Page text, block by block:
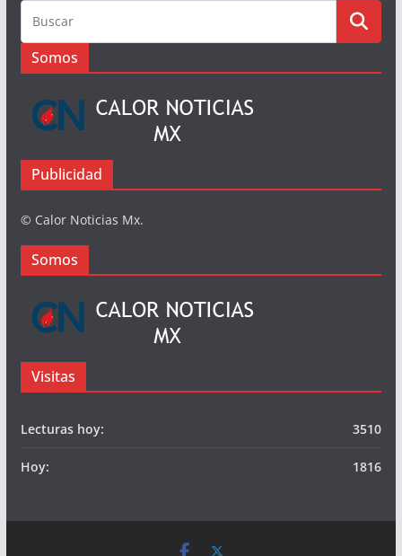
Somos
Publicidad
© Calor Noticias Mx.
Somos
Visitas
3510
Lecturas hoy:
1816
Hoy: